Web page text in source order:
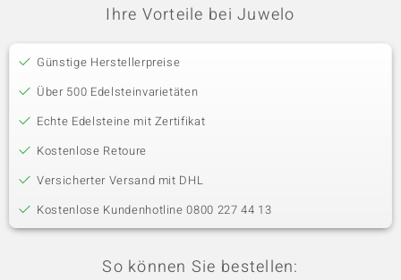
Ihre Vorteile bei Juwelo
Günstige Herstellerpreise
Über 500 Edelsteinvarietäten
Echte Edelsteine mit Zertifikat
Kostenlose Retoure
Versicherter Versand mit DHL
Kostenlose Kundenhotline 0800 227 44 13
So können Sie bestellen: